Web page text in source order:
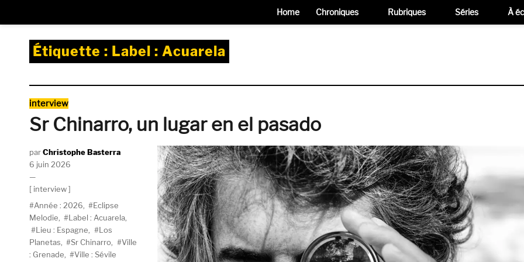
Étiquette : Label : Acuarela
Catégories
interview
Sr Chinarro, un lugar en el pasado
AuteurChristophe Basterra
Publié
le
6 juin 2026
Catégories
interview
Étiquettes
Année : 2026
Eclipse
Melodie
Label : Acuarela
Lieu : Espagne
Los
Planetas
Sr Chinarro
Ville
: Grenade
Ville : Sévile
Home Chroniques Rubriques Séries À